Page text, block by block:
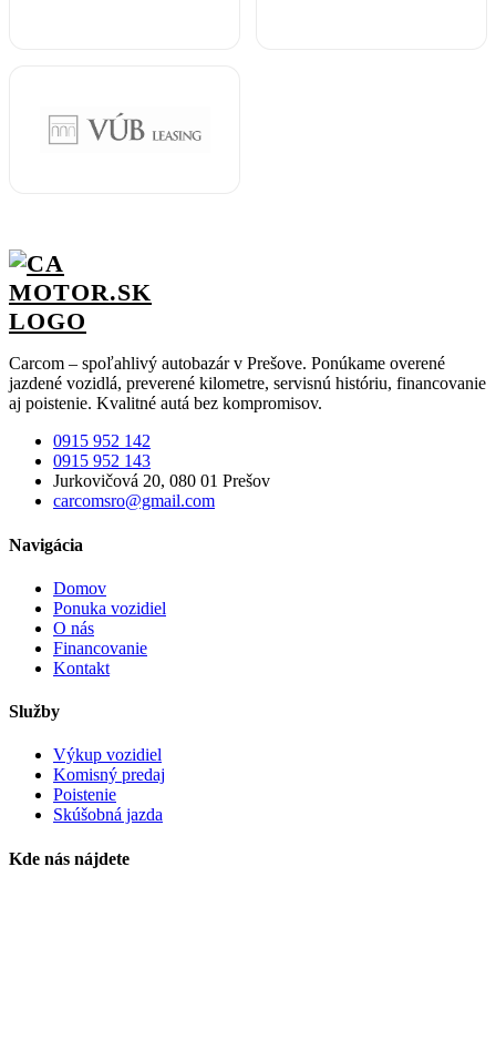
Carcom – spoľahlivý autobazár v Prešove. Ponúkame overené
jazdené vozidlá, preverené kilometre, servisnú históriu, financovanie
aj poistenie. Kvalitné autá bez kompromisov.
0915 952 142
0915 952 143
Jurkovičová 20, 080 01 Prešov
carcomsro@gmail.com
Navigácia
Domov
Ponuka vozidiel
O nás
Financovanie
Kontakt
Služby
Výkup vozidiel
Komisný predaj
Poistenie
Skúšobná jazda
Kde nás nájdete